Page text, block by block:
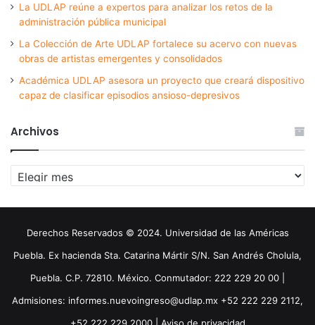
La UDLAP reúne a expertos para analizar los retos de la
administración pública municipal
La Colección de Arte UDLAP fortalece su acervo con nuevas
obras de artistas emergentes y consolidados
Académica UDLAP asesora un proyecto que creará dispositivo
capaz de clasificar episodios ansioso-depresivos
Archivos
Archivos
Derechos Reservados © 2024. Universidad de las Américas
Puebla. Ex hacienda Sta. Catarina Mártir S/N. San Andrés Cholula,
Puebla. C.P. 72810. México. Conmutador: 222 229 20 00 |
Admisiones: informes.nuevoingreso@udlap.mx +52 222 229 2112,